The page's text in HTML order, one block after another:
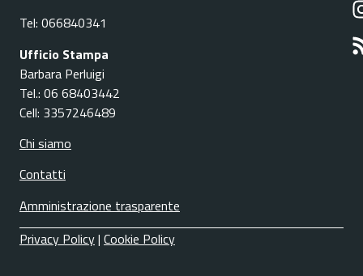
Tel: 066840341
Ufficio Stampa
Barbara Perluigi
Tel.: 06 68403442
Cell: 3357246489
Chi siamo
Contatti
Amministrazione trasparente
Privacy Policy| Cookie Policy